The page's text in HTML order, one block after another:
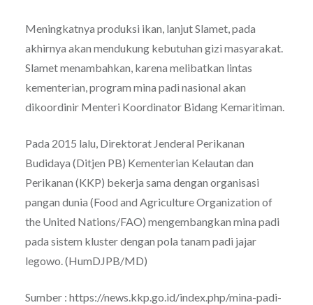
Meningkatnya produksi ikan, lanjut Slamet, pada
akhirnya akan mendukung kebutuhan gizi masyarakat.
Slamet menambahkan, karena melibatkan lintas
kementerian, program mina padi nasional akan
dikoordinir Menteri Koordinator Bidang Kemaritiman.
Pada 2015 lalu, Direktorat Jenderal Perikanan
Budidaya (Ditjen PB) Kementerian Kelautan dan
Perikanan (KKP) bekerja sama dengan organisasi
pangan dunia (Food and Agriculture Organization of
the United Nations/FAO) mengembangkan mina padi
pada sistem kluster dengan pola tanam padi jajar
legowo. (HumDJPB/MD)
Sumber : https://news.kkp.go.id/index.php/mina-padi-